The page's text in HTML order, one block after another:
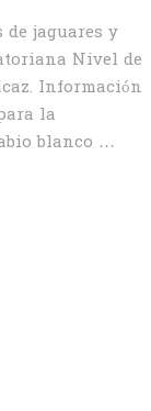
jaguares y
Nivel de
Información
la
blanco …